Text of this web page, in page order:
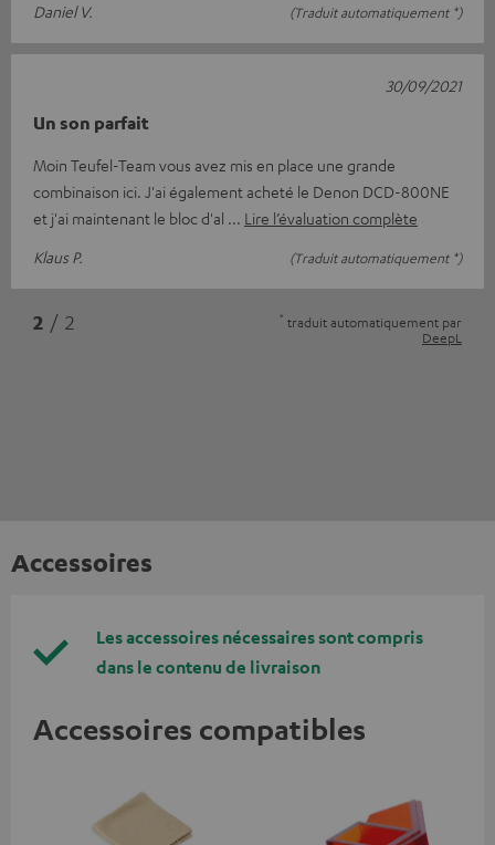
Daniel V.
(Traduit automatiquement *)
Un son parfait
Moin Teufel-Team vous avez mis en place une grande
combinaison ici. J'ai également acheté le Denon DCD-800NE
et j'ai maintenant le bloc d'al
Lire l’évaluation complète
Klaus P.
(Traduit automatiquement *)
30/09/2021
2 / 2 * traduit automatiquement par
DeepL
Accessoires
Les accessoires nécessaires sont compris
dans le contenu de livraison
Accessoires compatibles